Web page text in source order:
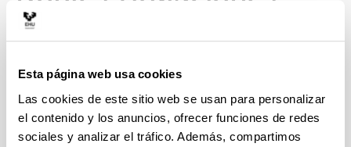
Esta página web usa cookies
Las cookies de este sitio web se usan para personalizar
el contenido y los anuncios, ofrecer funciones de redes
sociales y analizar el tráfico. Además, compartimos
Internacionales
Universidad de Bordeaux